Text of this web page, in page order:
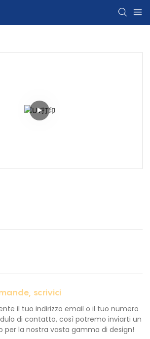
scrivici
il tuo indirizzo email o il tuo numero
di contatto, così potremo inviarti un
per la nostra vasta gamma di design!